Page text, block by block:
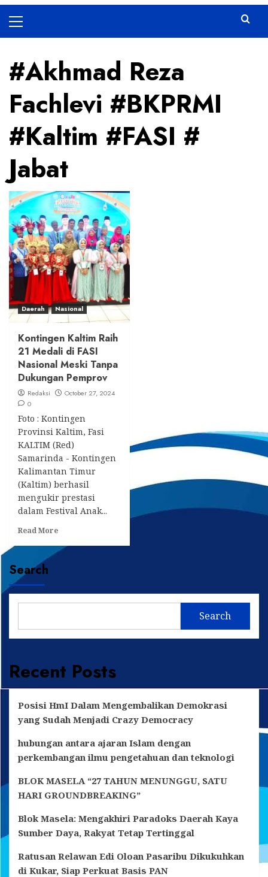
Menu
#Akhmad Reza
Fachlevi #BKPRMI
#Kaltim #FASI #
Jabat
Daerah Nasional
Kontingen Kaltim Raih
21 Medali di FASI
Nasional Meski Tanpa
Dukungan Pemprov
Redaksi
October 27, 2024
0
Foto : Kontingen
Provinsi Kaltim, Fasi
KALTIM (Red)
Samarinda - Kontingen
Kalimantan Timur
(Kaltim) berhasil
mengukir prestasi
dalam Festival Anak...
Read MoreRead
about
21
FASI
Tanpa
Dukungan
Pemprov
Search
Search
Recent Posts
Posisi HmI Dalam Mengembalikan Demokrasi
yang Sudah Menjadi Crazy Democracy
hubungan antara ajaran Islam dengan
perkembangan ilmu pengetahuan dan teknologi
BLOK MASELA “27 TAHUN MENUNGGU, SATU
HARI GROUNDBREAKING”
Blok Masela: Mengakhiri Paradoks Daerah Kaya
Sumber Daya, Rakyat Tetap Tertinggal
Ratusan Relawan Edi Oloan Pasaribu Dikukuhkan
di Kukar, Siap Perkuat Basis PAN